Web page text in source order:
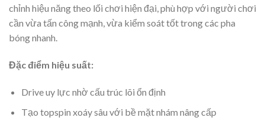
chỉnh hiệu năng theo lối chơi hiện đại, phù hợp với người chơi
cần vừa tấn công mạnh, vừa kiểm soát tốt trong các pha
bóng nhanh.
Đặc điểm hiệu suất:
Drive uy lực nhờ cấu trúc lõi ổn định
Tạo topspin xoáy sâu với bề mặt nhám nâng cấp